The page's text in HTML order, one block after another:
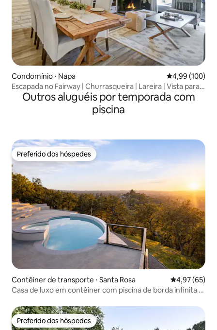
Condomínio ⋅ Napa 4,99 de uma
4,99 (100)
Escapada no Fairway | Churrasqueira | Lareira | Vista para o
campo de golfe
Outros aluguéis por temporada com
piscina
Preferido dos hóspedes
Preferido dos hóspedes
Contêiner de transporte ⋅ Santa Rosa 4,97 de uma
4,97 (65)
Casa de luxo em contêiner com piscina de borda infinita e
Preferido dos hóspedes
Preferido dos hóspedes